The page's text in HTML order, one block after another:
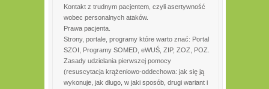
Kontakt z trudnym pacjentem, czyli asertywność
wobec personalnych ataków.
Prawa pacjenta.
Strony, portale, programy które warto znać: Portal
SZOI, Programy SOMED, eWUŚ, ZIP, ZOZ, POZ.
Zasady udzielania pierwszej pomocy
(resuscytacja krążeniowo-oddechowa: jak się ją
wykonuje, jak długo, w jaki sposób, drugi wariant i